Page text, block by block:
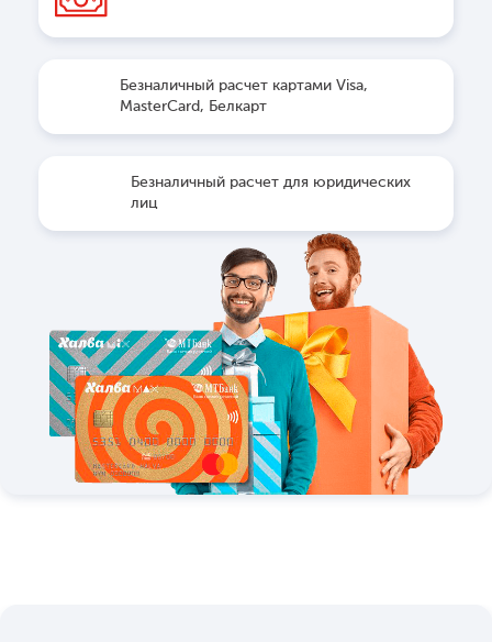
Безналичный расчет картами Visa,
MasterCard, Белкарт
Безналичный расчет для юридических
лиц